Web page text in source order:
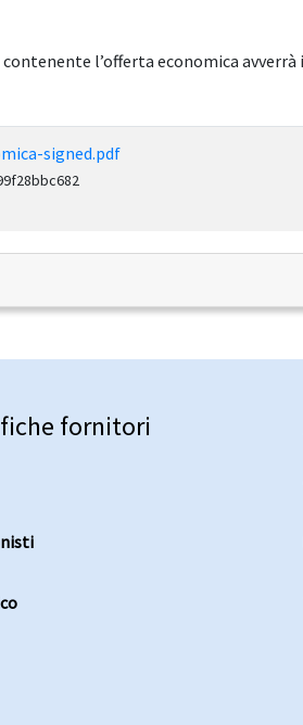
l’offerta economica
signed.pdf
fornitori